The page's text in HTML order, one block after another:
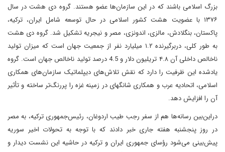
بزرگ اسلامی باشند که در این سازمان‌ها عضو هستند. گروه دی هشت در سال
۱۳۷۶ با عضویت هشت کشور اسلامی در حال توسعه شامل ایران، ترکیه،
پاکستان، بنگلادش، مالزی، اندونزی، مصر و نیجریه تشکیل شد. گروه دی هشت
به طور کلی، در‌برگیرنده ۱.۲ میلیارد نفر از جمعیت جهان است که میزان تولید
ناخالص داخلی آن ۴.۸ تریلیون دلار و 4.5 درصد تولید ناخالص جهان است. گروه
یادشده این ظرفیت را دارد که نقش تلاش‌های دیپلماتیک سازمان‌های همکاری
اسلامی، اتحادیه عرب و همکاری شانگهای در زمینه غزه را پررنگ‌تر ساخته و تأثیر
آن را افزایش دهد.
در‌این‌بین رسانه‌ها هم از سفر رجب طیب اردوغان، رئیس‌جمهوری ترکیه، به مصر
در روز پنجشنبه هفته جاری خبر دادند که با توجه به تحولات اخیر سوریه
پیش‌بینی می‌شود رؤسای‌ جمهوری ایران و ترکیه در حاشیه این نشست دیدار و